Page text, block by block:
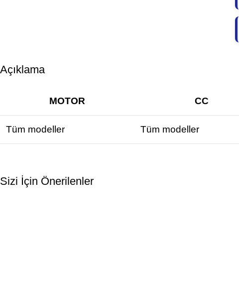
Açıklama
MOTOR CC
Tüm modeller Tüm modeller
Sizi İçin Önerilenler